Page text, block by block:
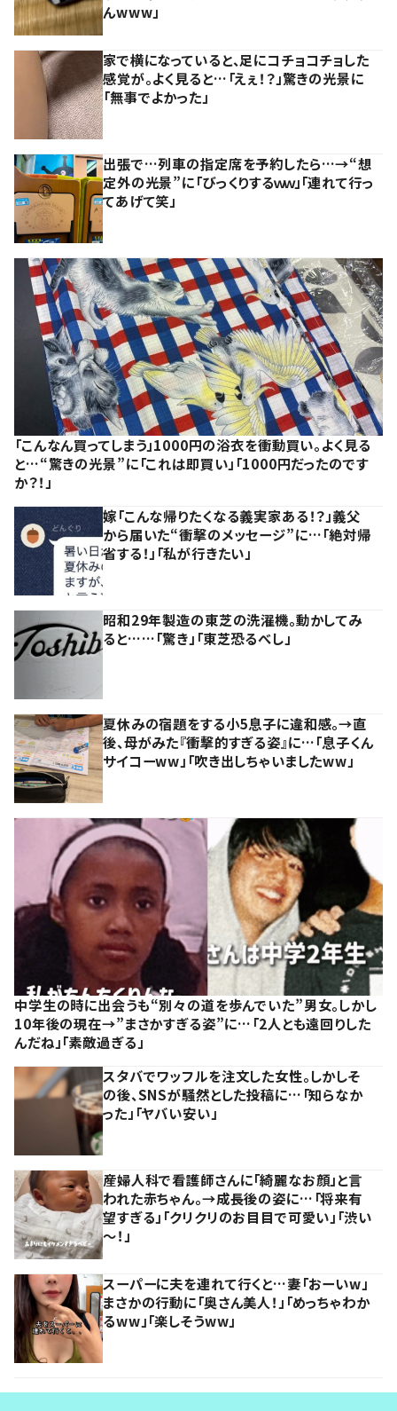
んwww」
家で横になっていると、足にコチョコチョした
感覚が。よく見ると…「えぇ！？」驚きの光景に
「無事でよかった」
出張で…列車の指定席を予約したら…→“想
定外の光景”に「びっくりするｗｗ」「連れて行っ
てあげて笑」
「こんなん買ってしまう」1000円の浴衣を衝動買い。よく見る
と…“驚きの光景”に「これは即買い」「1000円だったのです
か？！」
嫁「こんな帰りたくなる義実家ある！？」義父
から届いた“衝撃のメッセージ”に…「絶対帰
省する！」「私が行きたい」
昭和29年製造の東芝の洗濯機。動かしてみ
ると……「驚き」「東芝恐るべし」
夏休みの宿題をする小5息子に違和感。→直
後、母がみた『衝撃的すぎる姿』に…「息子くん
サイコーww」「吹き出しちゃいましたww」
中学生の時に出会うも“別々の道を歩んでいた”男女。しかし
10年後の現在→”まさかすぎる姿”に…「2人とも遠回りした
んだね」「素敵過ぎる」
スタバでワッフルを注文した女性。しかしそ
の後、SNSが騒然とした投稿に…「知らなか
った」「ヤバい安い」
産婦人科で看護師さんに「綺麗なお顔」と言
われた赤ちゃん。→成長後の姿に…「将来有
望すぎる」「クリクリのお目目で可愛い」「渋い
～！」
スーパーに夫を連れて行くと…妻「おーいw」
まさかの行動に「奥さん美人！」「めっちゃわか
るww」「楽しそうww」